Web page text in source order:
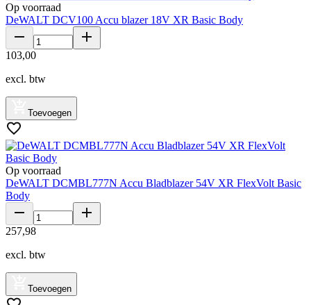
Op voorraad
DeWALT DCV100 Accu blazer 18V XR Basic Body
103,00
excl. btw
Toevoegen
Op voorraad
DeWALT DCMBL777N Accu Bladblazer 54V XR FlexVolt Basic
Body
257,98
excl. btw
Toevoegen